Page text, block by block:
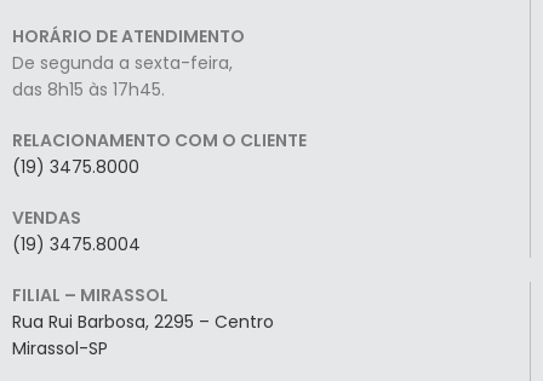
HORÁRIO DE ATENDIMENTO
De segunda a sexta-feira,
das 8h15 às 17h45.
RELACIONAMENTO COM O CLIENTE
(19) 3475.8000
VENDAS
(19) 3475.8004
FILIAL – MIRASSOL
Rua Rui Barbosa, 2295 – Centro
Mirassol-SP